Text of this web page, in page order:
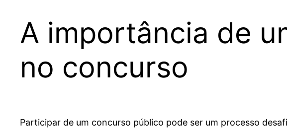
A importância de
no concurso
Participar de um concurso público pode ser um processo